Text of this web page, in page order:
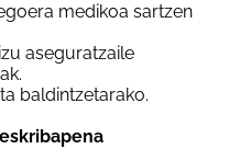
medikoa sartzen
aseguratzaile
baldintzetarako.